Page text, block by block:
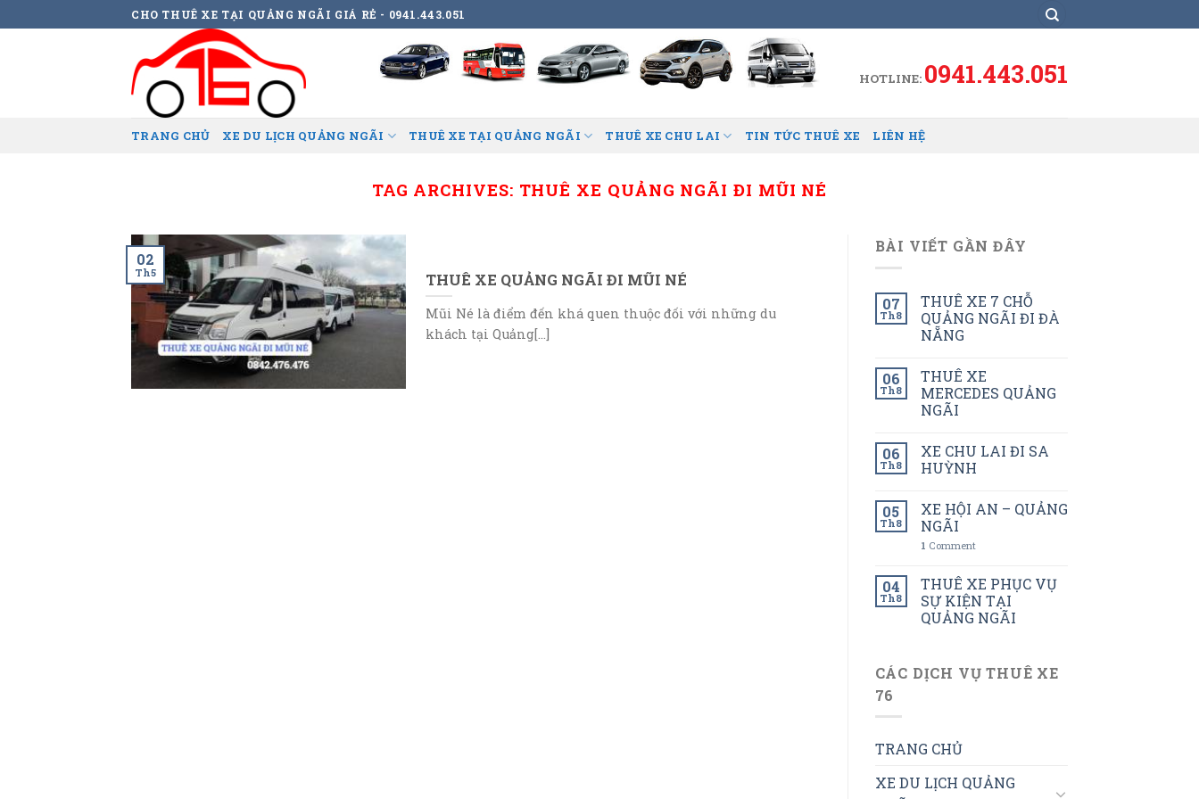
to
CHO THUÊ XE TẠI QUẢNG NGÃI GIÁ RẺ - 0941.443.051
HOTLINE: 0941.443.051
TRANG CHỦ XE DU LỊCH QUẢNG NGÃI THUÊ XE TẠI QUẢNG NGÃI THUÊ XE CHU LAI TIN TỨC THUÊ XE LIÊN HỆ
TAG ARCHIVES: THUÊ XE QUẢNG NGÃI ĐI MŨI NÉ
THUÊ XE QUẢNG NGÃI ĐI MŨI NÉ
Mũi Né là điểm đến khá quen thuộc đối với những du
khách tại Quảng[...]
02
Th5
BÀI VIẾT GẦN ĐÂY
07
Th8
THUÊ XE 7 CHỖ
QUẢNG NGÃI ĐI ĐÀ
NẴNG
06
Th8
THUÊ XE
MERCEDES QUẢNG
NGÃI
06
Th8
XE CHU LAI ĐI SA
HUỲNH
05
Th8
XE HỘI AN – QUẢNG
NGÃI
1 Comment
04
Th8
THUÊ XE PHỤC VỤ
SỰ KIỆN TẠI
QUẢNG NGÃI
CÁC DỊCH VỤ THUÊ XE
76
TRANG CHỦ
XE DU LỊCH QUẢNG